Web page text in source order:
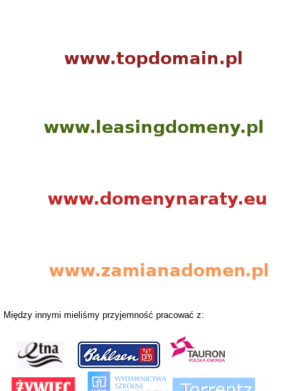
Między innymi mieliśmy przyjemność pracować z: